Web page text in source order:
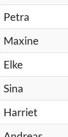
Petra
Maxine
Elke
Sina
Harriet